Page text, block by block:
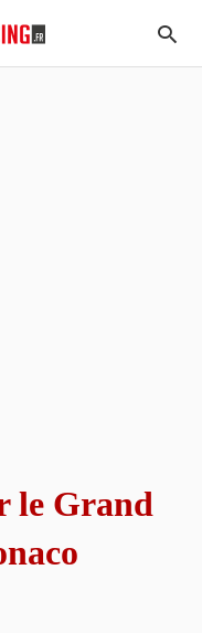
le Grand